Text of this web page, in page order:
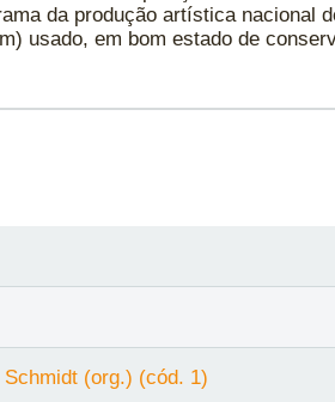
da produção artística nacional
usado, em bom estado de
Schmidt (org.) (cód. 1)